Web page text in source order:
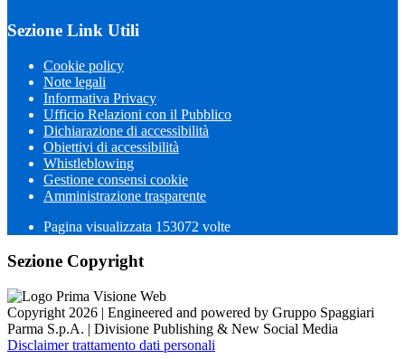
Sezione Link Utili
Cookie policy
Note legali
Informativa Privacy
Ufficio Relazioni con il Pubblico
Dichiarazione di accessibilità
Obiettivi di accessibilità
Whistleblowing
Gestione consensi cookie
Amministrazione trasparente
Pagina visualizzata 153072 volte
Sezione Copyright
Copyright 2026 | Engineered and powered by Gruppo Spaggiari
Parma S.p.A. | Divisione Publishing & New Social Media
Disclaimer trattamento dati personali